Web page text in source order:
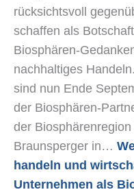
rücksichtsvoll
schaffen als
Biosphären-
nachhaltiges
sind nun Ende
der Biosphären-
der
Braunsperger in…
handeln und
Unternehmen als